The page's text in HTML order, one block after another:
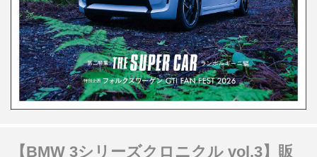
【BMW 3シリーズクロニクル vol.3】販